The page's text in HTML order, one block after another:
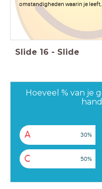
omstandigheden waarin je
Slide 16 - Slide
Hoeveel % van je
A 30%
C 50%